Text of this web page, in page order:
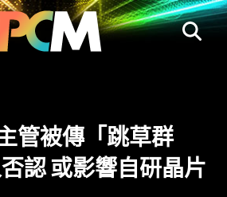
管被傳「跳草群
認 或影響自研晶片